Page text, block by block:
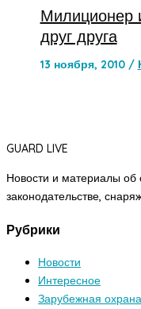
Милиционер
друг друга
13 ноября, 2010 /
GUARD LIVE
Новости и материалы об
законодательстве,
Рубрики
Новости
Интересное
Зарубежная охрана